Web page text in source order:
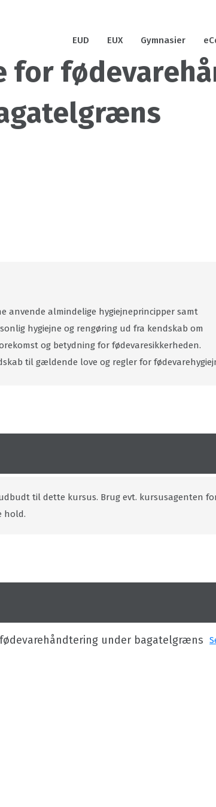
EUD EUX Gymnasier
for
anvende almindelige hygiejneprincipper samt
hygiejne og rengøring ud fra kendskab om
og betydning for fødevaresikkerheden.
til gældende love og regler for
til dette kursus. Brug evt. kursusagenten
hold.
under bagatelgræns